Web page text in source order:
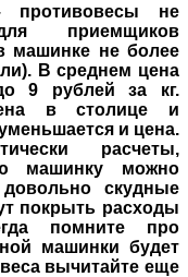
не
приемщиков
машинке не более
В среднем цена
9 рублей за кг.
в столице и
и цена.
расчеты,
машинку можно
скудные
покрыть расходы
помните про
машинки будет
вычитайте еще